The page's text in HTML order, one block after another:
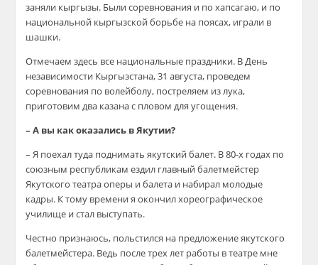
заняли кыргызы. Были соревнования и по хапсагаю, и по
национальной кыргызской борьбе на поясах, играли в
шашки.
Отмечаем здесь все национальные праздники. В День
независимости Кыргызстана, 31 августа, проведем
соревнования по волейболу, постреляем из лука,
приготовим два казана с пловом для угощения.
– А вы как оказались в Якутии?
– Я поехал туда поднимать якутский балет. В 80-х годах по
союзным республикам ездил главный балетмейстер
Якутского театра оперы и балета и набирал молодые
кадры. К тому времени я окончил хореографическое
училище и стал выступать.
Честно признаюсь, польстился на предложение якутского
балетмейстера. Ведь после трех лет работы в театре мне